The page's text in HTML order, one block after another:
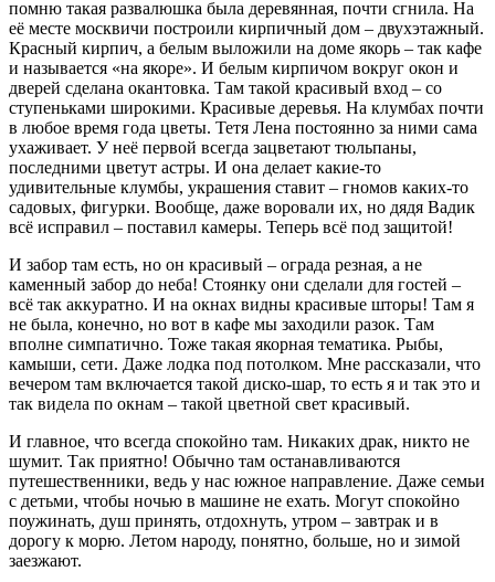
помню такая развалюшка была деревянная, почти сгнила. На
её месте москвичи построили кирпичный дом – двухэтажный.
Красный кирпич, а белым выложили на доме якорь – так кафе
и называется «на якоре». И белым кирпичом вокруг окон и
дверей сделана окантовка. Там такой красивый вход – со
ступеньками широкими. Красивые деревья. На клумбах почти
в любое время года цветы. Тетя Лена постоянно за ними сама
ухаживает. У неё первой всегда зацветают тюльпаны,
последними цветут астры. И она делает какие-то
удивительные клумбы, украшения ставит – гномов каких-то
садовых, фигурки. Вообще, даже воровали их, но дядя Вадик
всё исправил – поставил камеры. Теперь всё под защитой!
И забор там есть, но он красивый – ограда резная, а не
каменный забор до неба! Стоянку они сделали для гостей –
всё так аккуратно. И на окнах видны красивые шторы! Там я
не была, конечно, но вот в кафе мы заходили разок. Там
вполне симпатично. Тоже такая якорная тематика. Рыбы,
камыши, сети. Даже лодка под потолком. Мне рассказали, что
вечером там включается такой диско-шар, то есть я и так это и
так видела по окнам – такой цветной свет красивый.
И главное, что всегда спокойно там. Никаких драк, никто не
шумит. Так приятно! Обычно там останавливаются
путешественники, ведь у нас южное направление. Даже семьи
с детьми, чтобы ночью в машине не ехать. Могут спокойно
поужинать, душ принять, отдохнуть, утром – завтрак и в
дорогу к морю. Летом народу, понятно, больше, но и зимой
заезжают.